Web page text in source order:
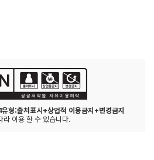
형:출처표시+상업적 이용금지+변경금지
라 이용 할 수 있습니다.